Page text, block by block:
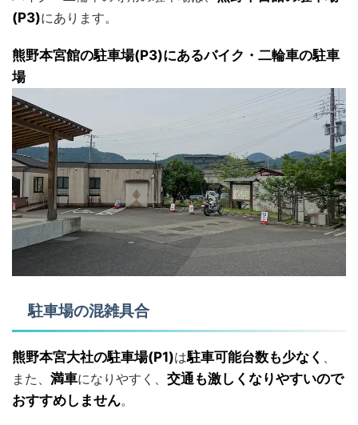
(P3)にあります。
熊野本宮館の駐車場(P3)にあるバイク・二輪車の駐車
場
駐車場の混雑具合
熊野本宮大社の駐車場(P1)は駐車可能台数も少なく 、
また、 満車になりやすく、 交通も激しくなりやすいので
おすすめしません。